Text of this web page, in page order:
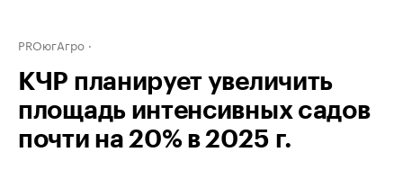
PROюгАгро
КЧР планирует увеличить
площадь интенсивных cадов
почти на 20% в 2025 г.